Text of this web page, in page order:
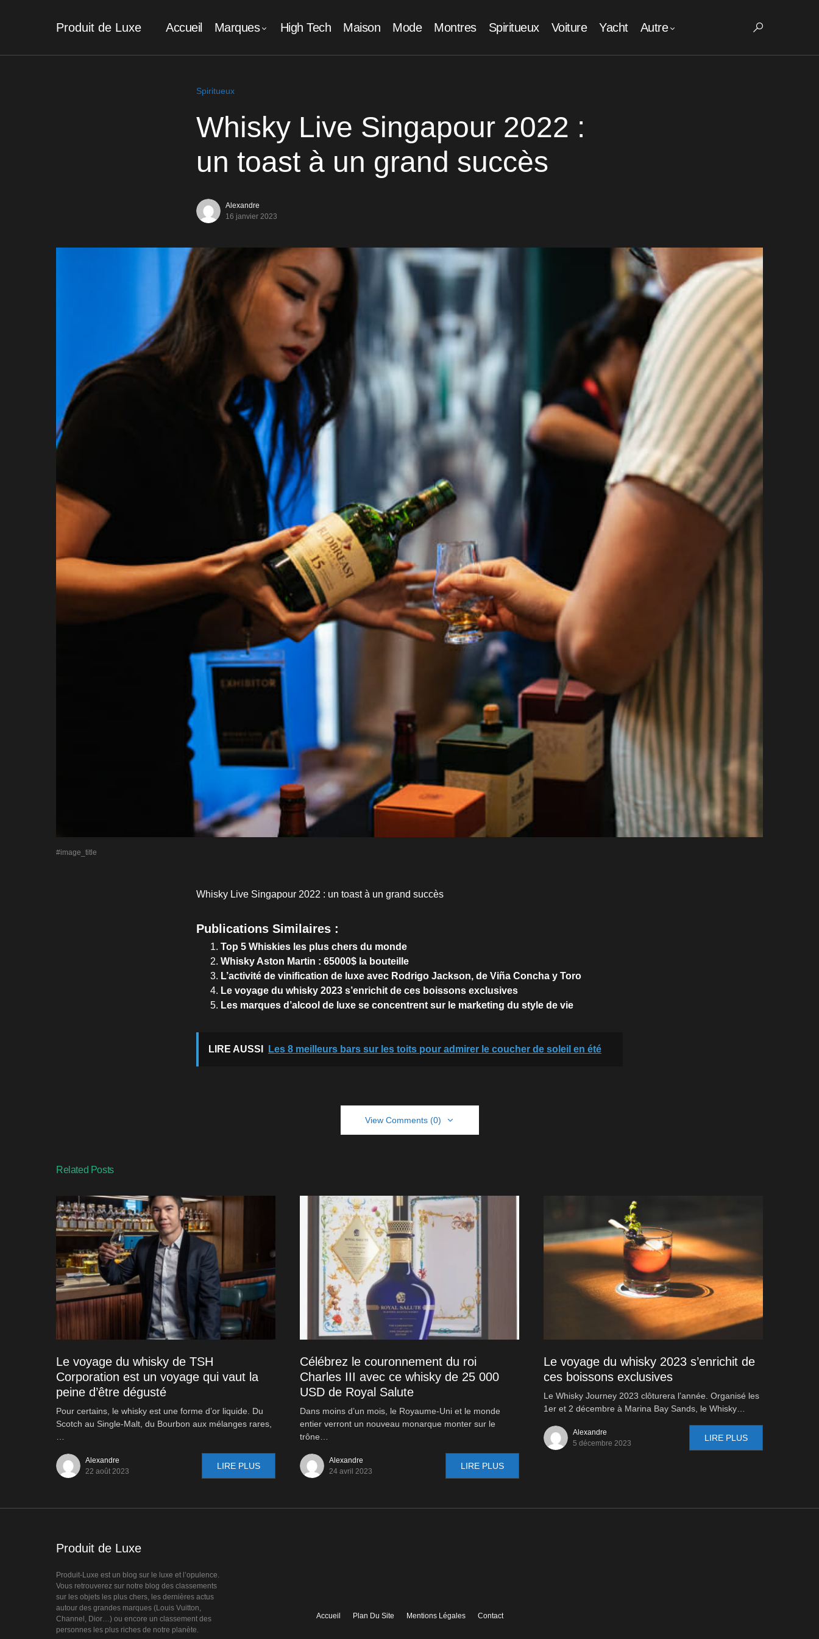
Produit de Luxe Accueil Marques High Tech Maison Mode Montres Spiritueux Voiture Yacht Autre
Spiritueux
Whisky Live Singapour 2022 :
un toast à un grand succès
Alexandre
16 janvier 2023
#image_title
Whisky Live Singapour 2022 : un toast à un grand succès
Publications Similaires :
Top 5 Whiskies les plus chers du monde
Whisky Aston Martin : 65000$ la bouteille
L’activité de vinification de luxe avec Rodrigo Jackson, de Viña Concha y Toro
Le voyage du whisky 2023 s’enrichit de ces boissons exclusives
Les marques d’alcool de luxe se concentrent sur le marketing du style de vie
LIRE AUSSI Les 8 meilleurs bars sur les toits pour admirer le coucher de soleil en été
View Comments (0)
Related Posts
Le voyage du whisky de TSH
Corporation est un voyage qui vaut la
peine d’être dégusté
Pour certains, le whisky est une forme d’or liquide. Du
Scotch au Single-Malt, du Bourbon aux mélanges rares,
…
Alexandre
22 août 2023
LIRE PLUS
Célébrez le couronnement du roi
Charles III avec ce whisky de 25 000
USD de Royal Salute
Dans moins d’un mois, le Royaume-Uni et le monde
entier verront un nouveau monarque monter sur le
trône…
Alexandre
24 avril 2023
LIRE PLUS
Le voyage du whisky 2023 s’enrichit de
ces boissons exclusives
Le Whisky Journey 2023 clôturera l’année. Organisé les
1er et 2 décembre à Marina Bay Sands, le Whisky…
Alexandre
5 décembre 2023
LIRE PLUS
Produit de Luxe
Produit-Luxe est un blog sur le luxe et l’opulence.
Vous retrouverez sur notre blog des classements
sur les objets les plus chers, les dernières actus
autour des grandes marques (Louis Vuitton,
Channel, Dior…) ou encore un classement des
personnes les plus riches de notre planète.
Accueil Plan Du Site Mentions Légales Contact